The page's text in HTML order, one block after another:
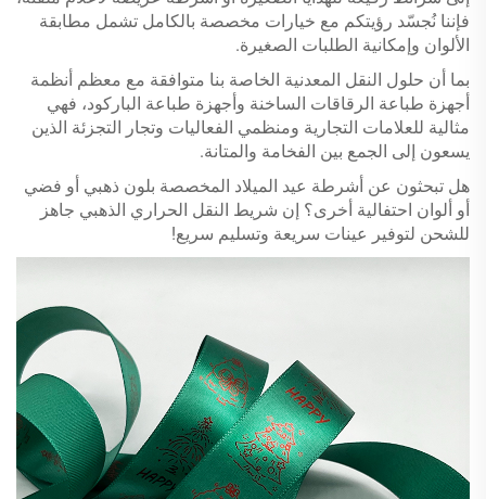
فإننا نُجسّد رؤيتكم مع خيارات مخصصة بالكامل تشمل مطابقة
الألوان وإمكانية الطلبات الصغيرة.
بما أن حلول النقل المعدنية الخاصة بنا متوافقة مع معظم أنظمة
أجهزة طباعة الرقاقات الساخنة وأجهزة طباعة الباركود، فهي
مثالية للعلامات التجارية ومنظمي الفعاليات وتجار التجزئة الذين
يسعون إلى الجمع بين الفخامة والمتانة.
هل تبحثون عن أشرطة عيد الميلاد المخصصة بلون ذهبي أو فضي
أو ألوان احتفالية أخرى؟ إن شريط النقل الحراري الذهبي جاهز
للشحن لتوفير عينات سريعة وتسليم سريع!